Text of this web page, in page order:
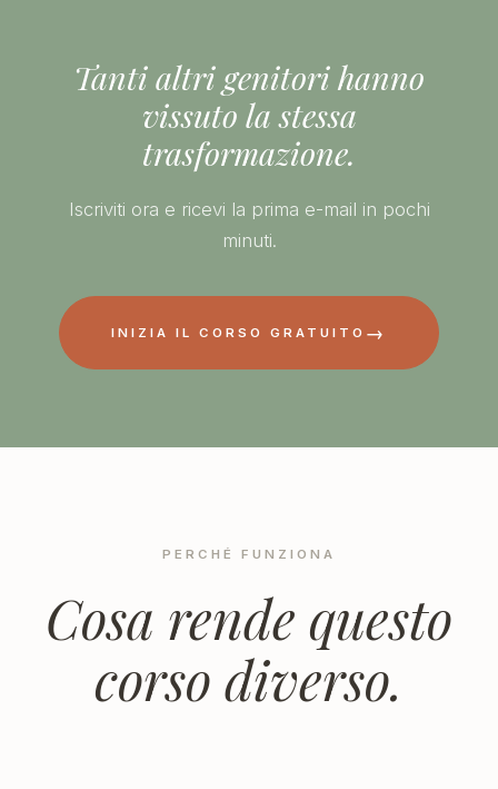
Tanti altri genitori hanno
vissuto la stessa
trasformazione.
Iscriviti ora e ricevi la prima e-mail in pochi
minuti.
INIZIA IL CORSO GRATUITO →
PERCHÉ FUNZIONA
Cosa rende questo
corso diverso.